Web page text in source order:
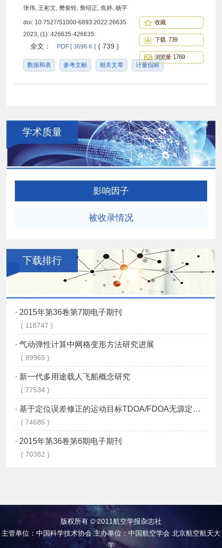
张伟, 王彬文, 樊俊铃, 詹绍正, 焦婷, 杨宇
doi: 10.7527/S1000-6893.2022.26635
2023, (1): 426635-426635.
全文： PDF [ 3696 K ] ( 739 )
数据和表 参考文献 相关文章 计量指标
收藏
下载 739
浏览量 1769
学术质量
影响因子
被收录情况
下载排行
版权所有 © 2011航空学报杂志社
主管单位：中国科学技术协会 主办单位：中国航空学会 北京航空航天大
学